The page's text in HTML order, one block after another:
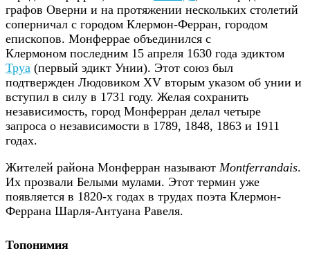
графов Оверни и на протяжении нескольких столетий
соперничал с городом Клермон-Ферран, городом
епископов. Монферрае объединился с
Клермоном последним 15 апреля 1630 года эдиктом
Труа (первый эдикт Унии). Этот союз был
подтвержден Людовиком XV вторым указом об унии и
вступил в силу в 1731 году. Желая сохранить
независимость, город Монферран делал четыре
запроса о независимости в 1789, 1848, 1863 и 1911
годах.
Жителей района Монферран называют Montferrandais.
Их прозвали Белыми мулами. Этот термин уже
появляется в 1820-х годах в трудах поэта Клермон-
Феррана Шарля-Антуана Равеля.
Топонимия